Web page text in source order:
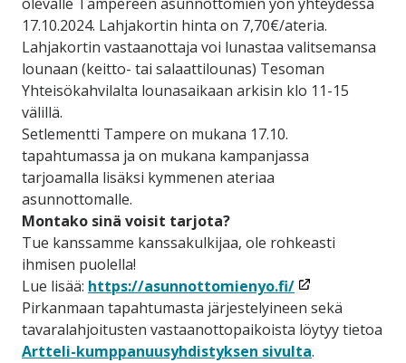
olevalle Tampereen asunnottomien yön yhteydessä
17.10.2024. Lahjakortin hinta on 7,70€/ateria.
Lahjakortin vastaanottaja voi lunastaa valitsemansa
lounaan (keitto- tai salaattilounas) Tesoman
Yhteisökahvilalta lounasaikaan arkisin klo 11-15
välillä.
Setlementti Tampere on mukana 17.10.
tapahtumassa ja on mukana kampanjassa
tarjoamalla lisäksi kymmenen ateriaa
asunnottomalle.
Montako sinä voisit tarjota?
Tue kanssamme kanssakulkijaa, ole rohkeasti
ihmisen puolella!
Lue lisää: https://asunnottomienyo.fi/(linkki
avataan
uuteen
ikkunaan)
Pirkanmaan tapahtumasta järjestelyineen sekä
tavaralahjoitusten vastaanottopaikoista löytyy tietoa
Artteli-kumppanuusyhdistyksen sivulta.